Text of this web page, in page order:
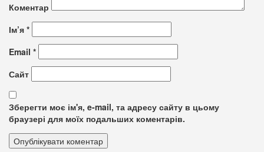
Коментар
Ім’я *
Email *
Сайт
Зберегти моє ім'я, e-mail, та адресу сайту в цьому
браузері для моїх подальших коментарів.